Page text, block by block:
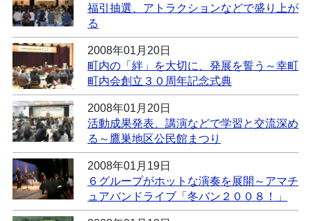
福引抽選、アトラクションなどで盛り上が
る
2008年01月20日
町内の「絆」を大切に、発展を誓う～幸町
町内会創立３０周年記念式典
2008年01月20日
活動成果発表、講演などで学習と交流深め
る～鷹巣地区公民館まつり
2008年01月19日
６グループがホットな演奏を展開～アマチ
ュアバンドライブ「冬バン２００８！」